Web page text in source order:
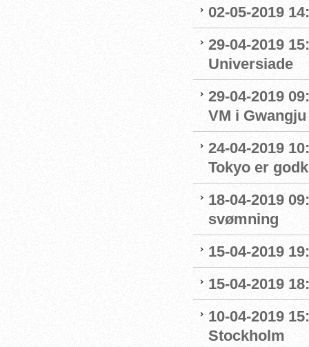
02-05-2019
29-04-2019
Universiade
29-04-2019
VM i Gwangju
24-04-2019
Tokyo er
18-04-2019
svømning
15-04-2019
15-04-2019
10-04-2019
Stockholm